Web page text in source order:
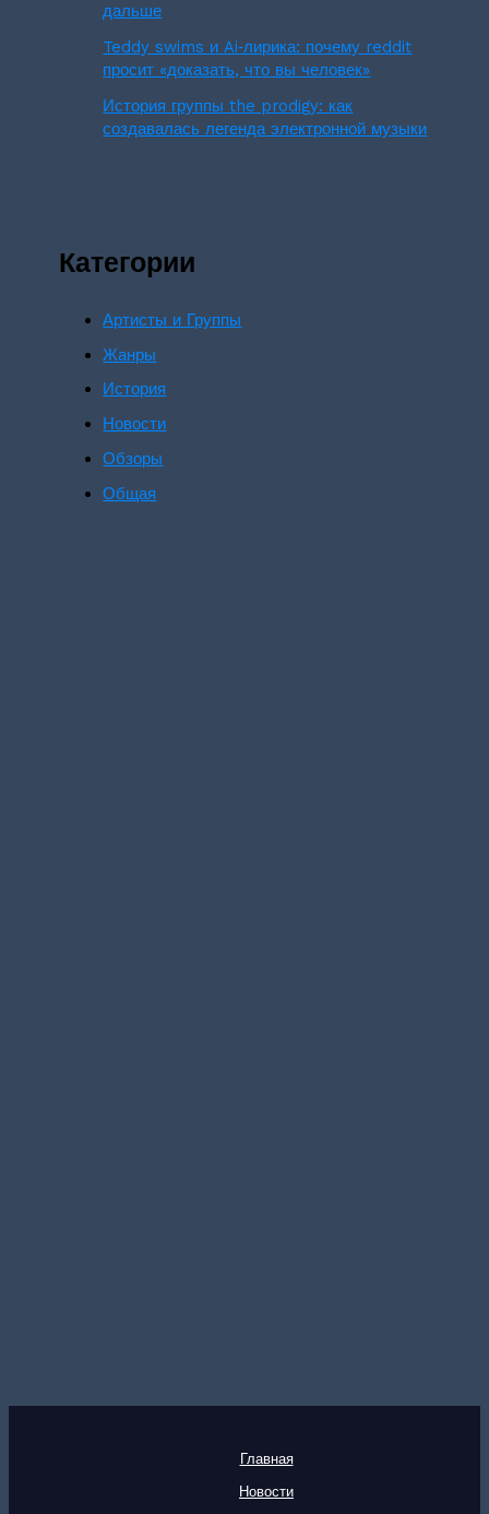
дальше
Teddy swims и Ai‑лирика: почему reddit
просит «доказать, что вы человек»
История группы the prodigy: как
создавалась легенда электронной музыки
Категории
Артисты и Группы
Жанры
История
Новости
Обзоры
Общая
Главная
Новости